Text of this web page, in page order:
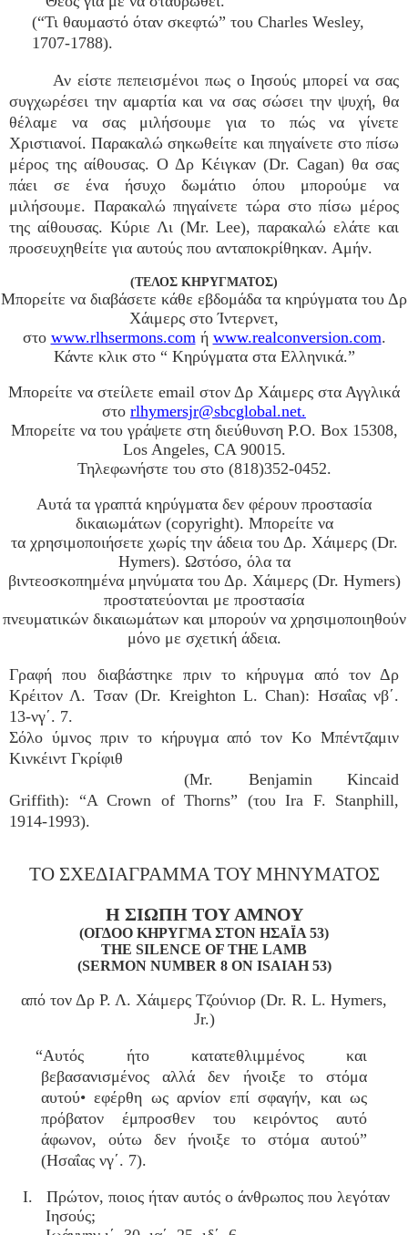
(“Τι θαυμαστό όταν σκεφτώ” του Charles Wesley,
1707-1788).
Αν είστε πεπεισμένοι πως ο Ιησούς μπορεί να σας
συγχωρέσει την αμαρτία και να σας σώσει την ψυχή, θα
θέλαμε να σας μιλήσουμε για το πώς να γίνετε
Χριστιανοί. Παρακαλώ σηκωθείτε και πηγαίνετε στο πίσω
μέρος της αίθουσας. Ο Δρ Κέιγκαν (Dr. Cagan) θα σας
πάει σε ένα ήσυχο δωμάτιο όπου μπορούμε να
μιλήσουμε. Παρακαλώ πηγαίνετε τώρα στο πίσω μέρος
της αίθουσας. Κύριε Λι (Mr. Lee), παρακαλώ ελάτε και
προσευχηθείτε για αυτούς που ανταποκρίθηκαν. Αμήν.
(ΤΕΛΟΣ ΚΗΡΥΓΜΑΤΟΣ)
Μπορείτε να διαβάσετε κάθε εβδομάδα τα κηρύγματα του Δρ
Χάιμερς στο Ίντερνετ,
στο www.rlhsermons.comή www.realconversion.com.
Κάντε κλικ στο “ Κηρύγματα στα Ελληνικά.”
Μπορείτε να στείλετε email στον Δρ Χάιμερς στα Αγγλικά
στο rlhymersjr@sbcglobal.net.
Μπορείτε να του γράψετε στη διεύθυνση P.O. Box 15308,
Los Angeles, CA 90015.
Τηλεφωνήστε του στο (818)352-0452.
Αυτά τα γραπτά κηρύγματα δεν φέρουν προστασία
δικαιωμάτων (copyright). Μπορείτε να
τα χρησιμοποιήσετε χωρίς την άδεια του Δρ. Χάιμερς (Dr.
Hymers). Ωστόσο, όλα τα
βιντεοσκοπημένα μηνύματα του Δρ. Χάιμερς (Dr. Hymers)
προστατεύονται με προστασία
πνευματικών δικαιωμάτων και μπορούν να χρησιμοποιηθούν
μόνο με σχετική άδεια.
Γραφή που διαβάστηκε πριν το κήρυγμα από τον Δρ
Κρέιτον Λ. Τσαν (Dr. Kreighton L. Chan): Ησαΐας νβ΄.
13-νγ΄. 7.
Σόλο ύμνος πριν το κήρυγμα από τον Κο Μπέντζαμιν
Κινκέιντ Γκρίφιθ
(Mr. Benjamin Kincaid
Griffith): “A Crown of Thorns” (του Ira F. Stanphill,
1914-1993).
ΤΟ ΣΧΕΔΙΑΓΡΑΜΜΑ ΤΟΥ ΜΗΝΥΜΑΤΟΣ
Η ΣΙΩΠΗ ΤΟΥ ΑΜΝΟΥ
(ΟΓΔΟΟ ΚΗΡΥΓΜΑ ΣΤΟΝ ΗΣΑΪΑ 53)
THE SILENCE OF THE LAMB
(SERMON NUMBER 8 ON ISAIAH 53)
από τον Δρ Ρ. Λ. Χάιμερς Τζούνιορ (Dr. R. L. Hymers,
Jr.)
“Αυτός ήτο κατατεθλιμμένος και
βεβασανισμένος αλλά δεν ήνοιξε το στόμα
αυτού• εφέρθη ως αρνίον επί σφαγήν, και ως
πρόβατον έμπροσθεν του κειρόντος αυτό
άφωνον, ούτω δεν ήνοιξε το στόμα αυτού”
(Ησαΐας νγ΄. 7).
I. Πρώτον, ποιος ήταν αυτός ο άνθρωπος που λεγόταν
Ιησούς;